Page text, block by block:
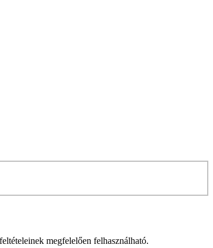
megfelelően felhasználható.